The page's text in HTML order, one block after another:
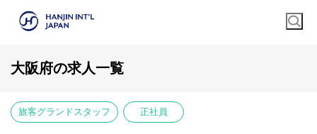
大阪府の求人一覧
旅客グランドスタッフ 正社員